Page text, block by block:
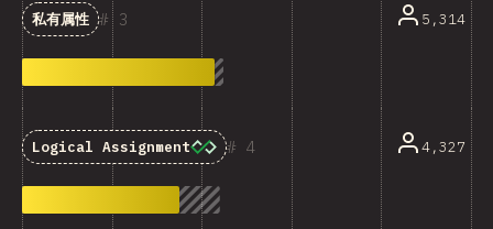
3
私有属性 5,314
4
Logical Assignment 4,327